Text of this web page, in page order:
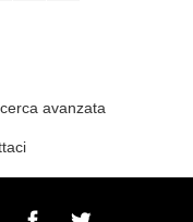
avanzata